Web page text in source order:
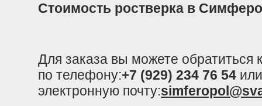
Стоимость ростверка в
Для заказа вы можете
по телефону:+7 (929) 234 76 54
электронную почту: